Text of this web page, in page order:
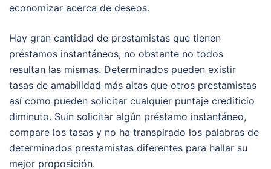
economizar acerca de deseos.
Hay gran cantidad de prestamistas que tienen
préstamos instantáneos, no obstante no todos
resultan las mismas. Determinados pueden existir
tasas de amabilidad más altas que otros prestamistas
así­ como pueden solicitar cualquier puntaje crediticio
diminuto. Suin solicitar algún préstamo instantáneo,
compare los tasas y no ha transpirado los palabras de
determinados prestamistas diferentes para hallar su
mejor proposición.